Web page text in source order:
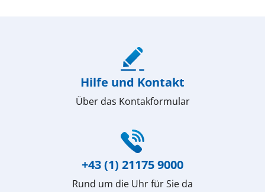
Hilfe und Kontakt
Über das Kontakformular
+43 (1) 21175 9000
Rund um die Uhr für Sie da